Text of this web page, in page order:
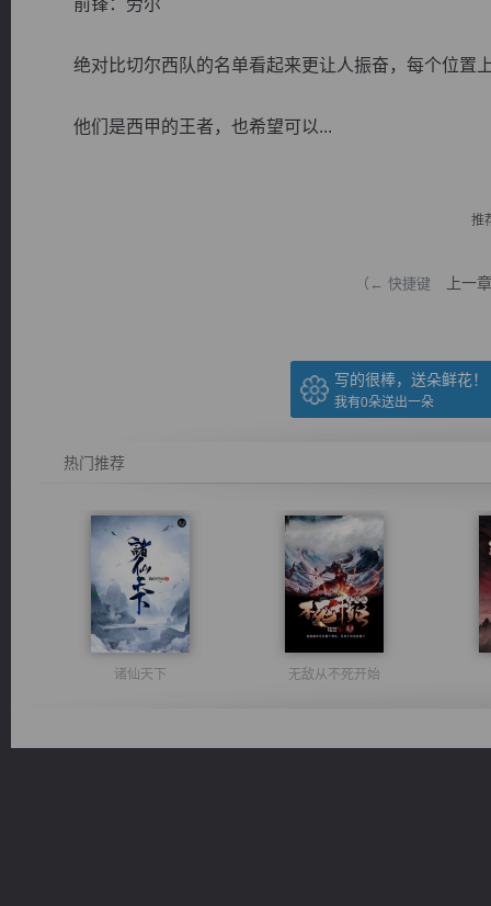
前锋：劳尔
绝对比切尔西队的名单看起来更让人振奋，每个位置
他们是西甲的王者，也希望可以...
推
（← 快捷键 上一章
写的很棒，送朵鲜花！
我有0朵送出一朵
热门推荐
诸仙天下 无敌从不死开始